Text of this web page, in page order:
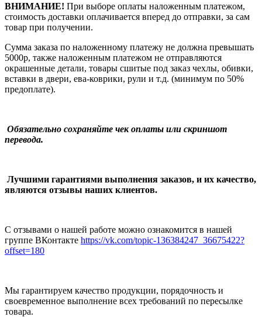
ВНИМАНИЕ! При выборе оплаты наложенным платежом,
стоимость доставки оплачивается вперед до отправки, за сам
товар при получении.
Сумма заказа по наложенному платежу не должна превышать
5000р, также наложенным платежом не отправляются
окрашенные детали, товары сшитые под заказ чехлы, обивки,
вставки в двери, ева-коврики, рули и т.д. (минимум по 50%
предоплате).
Обязательно сохраняйте чек оплаты или скриншот
перевода.
Лучшими гарантиями выполнения заказов, и их качество,
являются отзывы наших клиентов.
С отзывами о нашей работе можно ознакомится в нашей
группе ВКонтакте https://vk.com/topic-136384247_36675422?
offset=180
Мы гарантируем качество продукции, порядочность и
своевременное выполнение всех требований по пересылке
товара.